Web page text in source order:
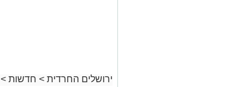
ירושלים החרדית > חדשות >